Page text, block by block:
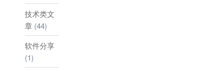
技术类文
章 (44)
软件分享
(1)